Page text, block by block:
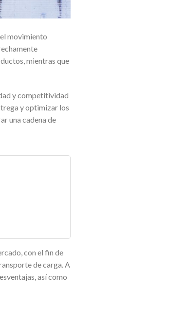
movimiento
mientras que
y competitividad
y optimizar los
una cadena de
con el fin de
de carga. A
así como